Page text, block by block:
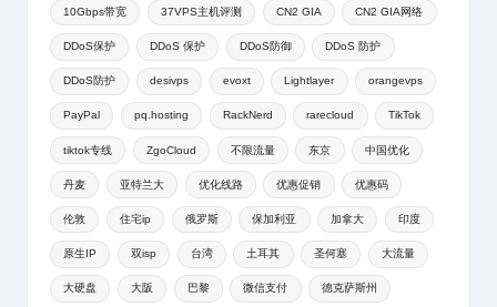
10Gbps带宽 37VPS主机评测 CN2 GIA CN2 GIA网络
DDoS保护 DDoS 保护 DDoS防御 DDoS 防护
DDoS防护 desivps evoxt Lightlayer orangevps
PayPal pq.hosting RackNerd rarecloud TikTok
tiktok专线 ZgoCloud 不限流量 东京 中国优化
丹麦 亚特兰大 优化线路 优惠促销 优惠码
伦敦 住宅ip 俄罗斯 保加利亚 加拿大 印度
原生IP 双isp 台湾 土耳其 圣何塞 大流量
大硬盘 大阪 巴黎 微信支付 德克萨斯州